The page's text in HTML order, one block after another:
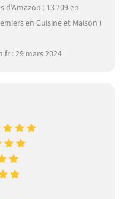
: 13 709 en
en Cuisine et Maison )
: 29 mars 2024